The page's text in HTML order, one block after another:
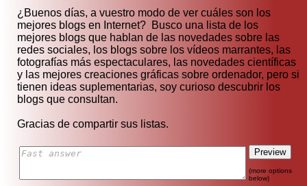
¿Buenos días, a vuestro modo de ver cuáles son los
mejores blogs en Internet? Busco una lista de los
mejores blogs que hablan de las novedades sobre las
redes sociales, los blogs sobre los vídeos marrantes, las
fotografías más espectaculares, las novedades científicas
y las mejores creaciones gráficas sobre ordenador, pero si
tienen ideas suplementarias, soy curioso descubrir los
blogs que consultan.
Gracias de compartir sus listas.
(more options
below)